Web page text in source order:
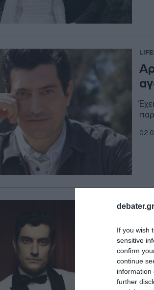
If you wish
sensitive
confirm
continue
information
further
Της